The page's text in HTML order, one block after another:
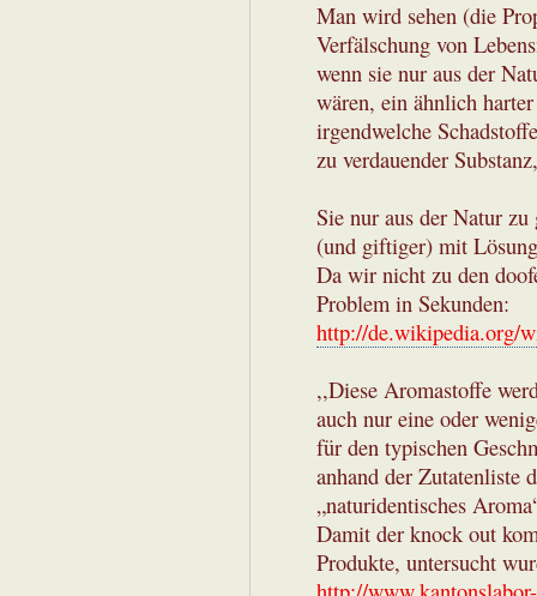
Man wird sehen (die
Verfälschung von
wenn sie nur aus der
wären, ein ähnlich
irgendwelche
zu verdauender
Sie nur aus der Natur
(und giftiger) mit
Da wir nicht zu den
Problem in Sekunden:
http://de.wikipedia.org/
,,Diese Aromastoffe
auch nur eine oder
für den typischen
anhand der Zutatenliste
„naturidentisches
Damit der knock out
Produkte, untersucht